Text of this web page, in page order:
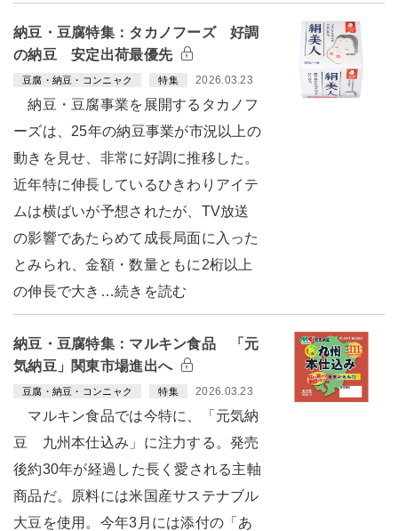
納豆・豆腐特集：タカノフーズ 好調
の納豆 安定出荷最優先
豆腐・納豆・コンニャク 特集 2026.03.23
納豆・豆腐事業を展開するタカノフ
ーズは、25年の納豆事業が市況以上の
動きを見せ、非常に好調に推移した。
近年特に伸長しているひきわりアイテ
ムは横ばいが予想されたが、TV放送
の影響であたらめて成長局面に入った
とみられ、金額・数量ともに2桁以上
の伸長で大き…続きを読む
納豆・豆腐特集：マルキン食品 「元
気納豆」関東市場進出へ
豆腐・納豆・コンニャク 特集 2026.03.23
マルキン食品では今特に、「元気納
豆 九州本仕込み」に注力する。発売
後約30年が経過した長く愛される主軸
商品だ。原料には米国産サステナブル
大豆を使用。今年3月には添付の「あ